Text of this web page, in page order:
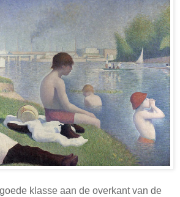
klasse aan de overkant van de